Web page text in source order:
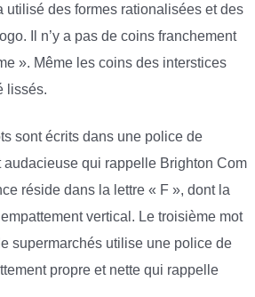
utilisé des formes rationalisées et des
Il n’y a pas de coins franchement
». Même les coins des interstices
lissés.
sont écrits dans une police de
audacieuse qui rappelle Brighton Com
réside dans la lettre « F », dont la
vertical. Le troisième mot
supermarchés utilise une police de
propre et nette qui rappelle